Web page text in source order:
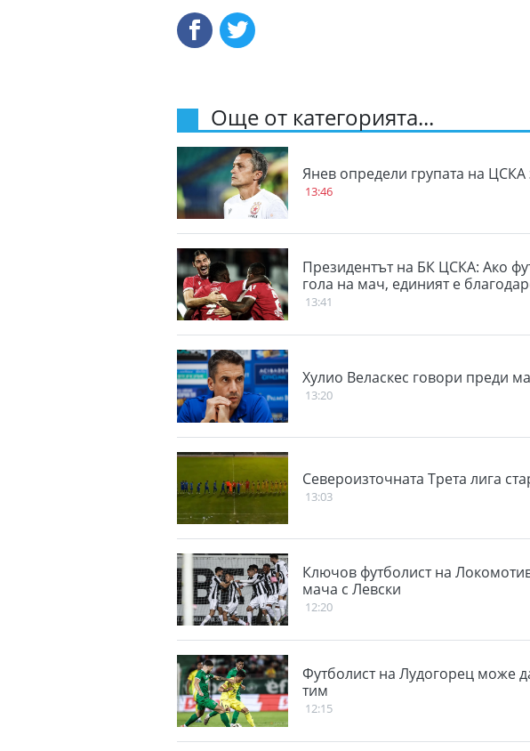
Още от категорията...
Янев определи групата на
13:46
Президентът на БК ЦСКА: Ако
гола на мач, единият е
13:41
Хулио Веласкес говори преди
13:20
Североизточната Трета лига
13:03
Ключов футболист на
мача с Левски
12:20
Футболист на Лудогорец може
тим
12:15